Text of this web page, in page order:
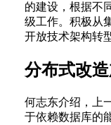
的建设，根据不
级工作。积极从
开放技术架构转
分布式改
何志东介绍，上
于依赖数据库的